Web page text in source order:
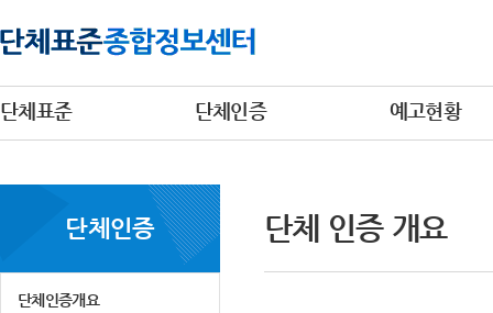
단체표준 단체인증 예고현황
단체인증
단체인증개요
단체 인증 개요